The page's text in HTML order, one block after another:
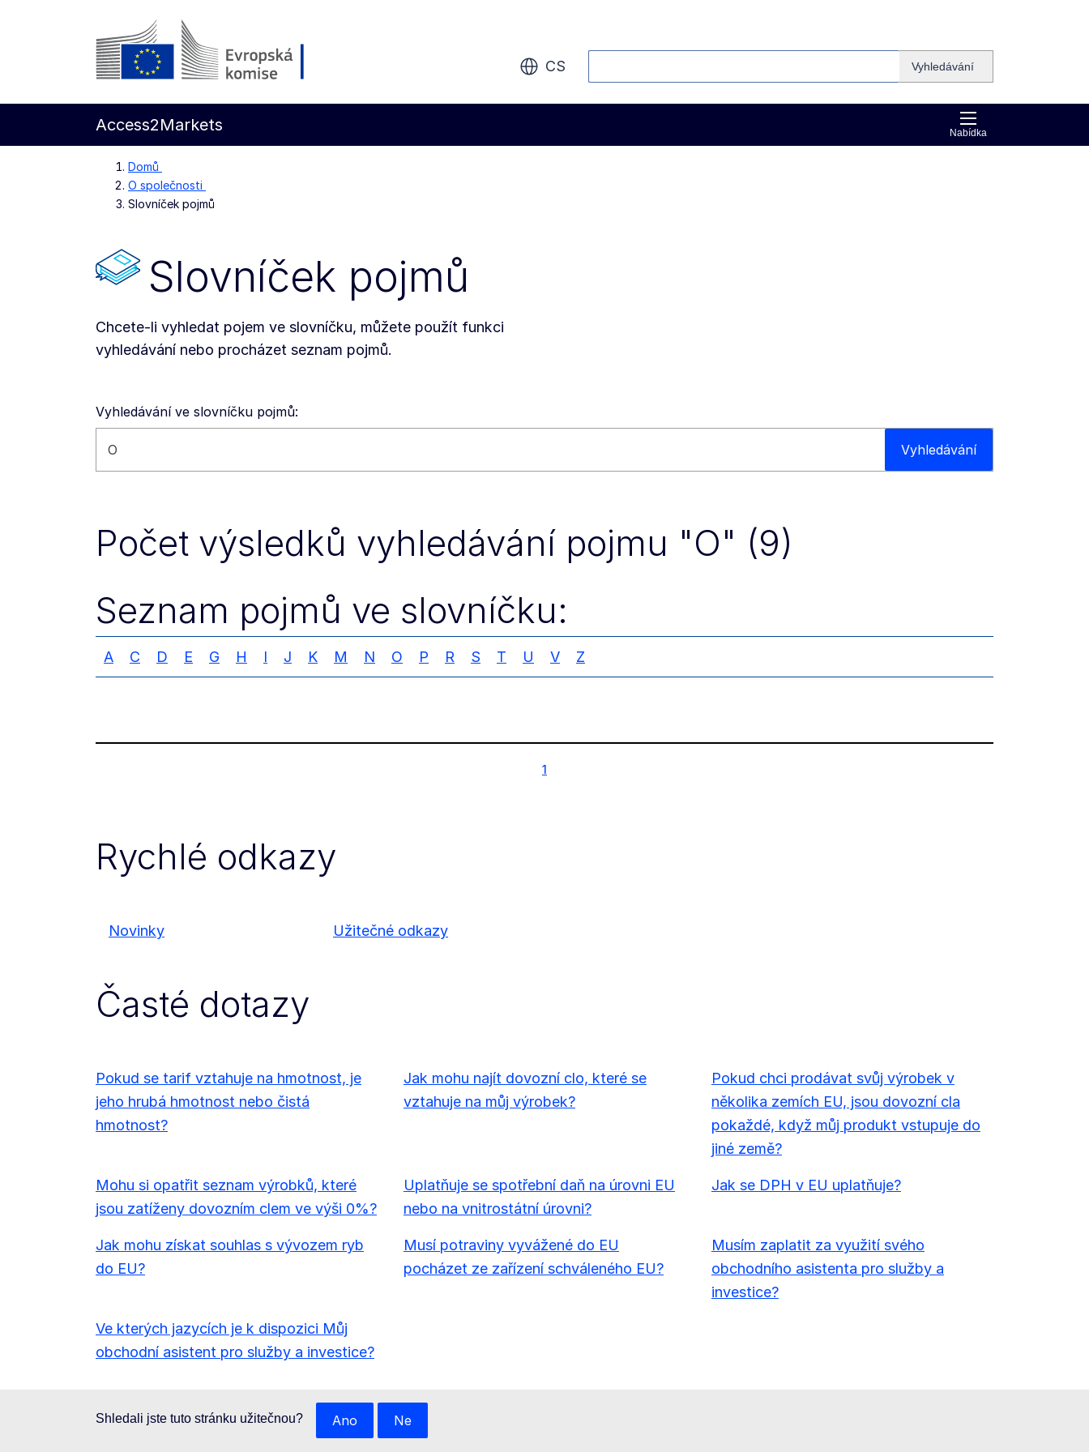
Přejít na hlavní obsah
CS Vyhledávání
Nabídka
Access2Markets
Domů
O společnosti
Slovníček pojmů
Slovníček pojmů
Chcete-li vyhledat pojem ve slovníčku, můžete použít funkci
vyhledávání nebo procházet seznam pojmů.
Vyhledávání ve slovníčku pojmů:
Vyhledávat na této stránce Vyhledávání
Počet výsledků vyhledávání pojmu "O" (9)
Seznam pojmů ve slovníčku:
A C D E G H I J K M N O P R S T U V Z
1
1
Rychlé odkazy
Novinky Užitečné odkazy
Časté dotazy
Pokud se tarif vztahuje na hmotnost, je
jeho hrubá hmotnost nebo čistá
hmotnost?
Jak mohu najít dovozní clo, které se
vztahuje na můj výrobek?
Pokud chci prodávat svůj výrobek v
několika zemích EU, jsou dovozní cla
pokaždé, když můj produkt vstupuje do
jiné země?
Mohu si opatřit seznam výrobků, které
jsou zatíženy dovozním clem ve výši 0%?
Uplatňuje se spotřební daň na úrovni EU
nebo na vnitrostátní úrovni?
Jak se DPH v EU uplatňuje?
Jak mohu získat souhlas s vývozem ryb
do EU?
Musí potraviny vyvážené do EU
pocházet ze zařízení schváleného EU?
Musím zaplatit za využití svého
obchodního asistenta pro služby a
investice?
Ve kterých jazycích je k dispozici Můj
obchodní asistent pro služby a investice?
Shledali jste tuto stránku užitečnou? Ano Ne